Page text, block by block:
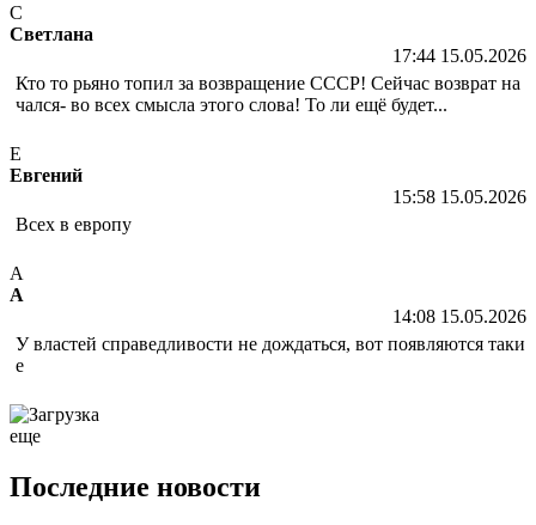
С
Светлана
17:44 15.05.2026
Кто то рьяно топил за возвращение СССР! Сейчас возврат на
чался- во всех смысла этого слова! То ли ещё будет...
Е
Евгений
15:58 15.05.2026
Всех в европу
А
А
14:08 15.05.2026
У властей справедливости не дождаться, вот появляются таки
е
еще
Последние новости